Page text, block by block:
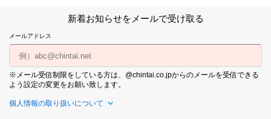
新着お知らせをメールで受け取る
メールアドレス
※メール受信制限をしている方は、@chintai.co.jpからのメールを受信できる
よう設定の変更をお願い致します。
個人情報の取り扱いについて